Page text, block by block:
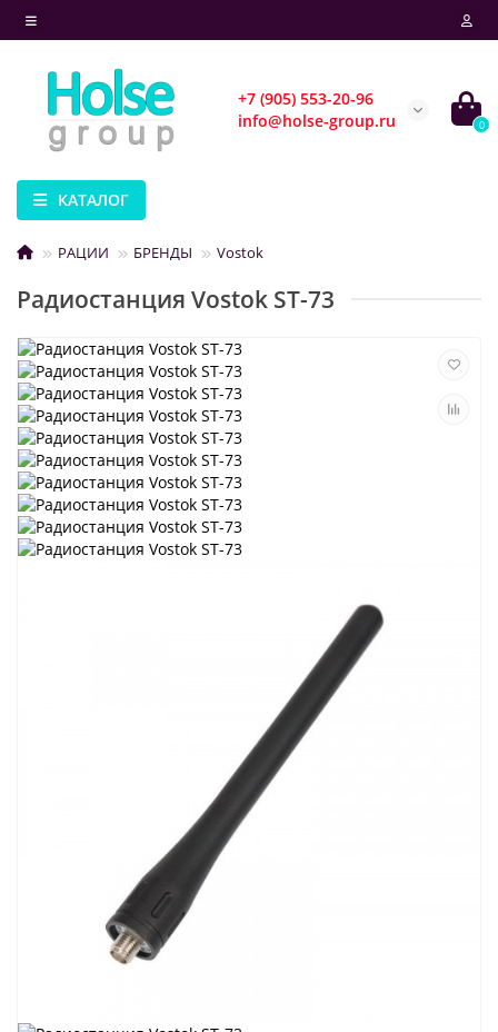
+7 (905) 553-20-96
info@holse-group.ru
0
КАТАЛОГ
РАЦИИ БРЕНДЫ Vostok
Радиостанция Vostok ST-73